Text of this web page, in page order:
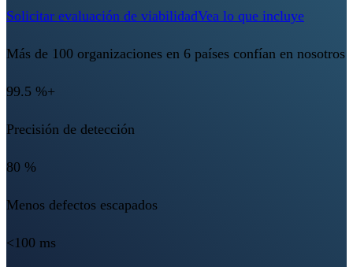
Solicitar evaluación de viabilidadVea lo que incluye
Más de 100 organizaciones en 6 países confían en nosotros
99.5 %+
Precisión de detección
80 %
Menos defectos escapados
<100 ms